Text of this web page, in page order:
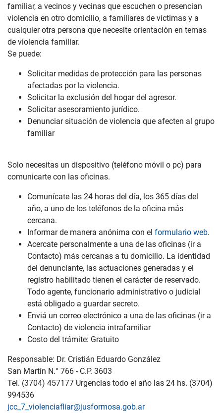
familiar, a vecinos y vecinas que escuchen o presencian
violencia en otro domicilio, a familiares de víctimas y a
cualquier otra persona que necesite orientación en temas
de violencia familiar.
Se puede:
Solicitar medidas de protección para las personas
afectadas por la violencia.
Solicitar la exclusión del hogar del agresor.
Solicitar asesoramiento jurídico.
Denunciar situación de violencia que afecten al grupo
familiar
Solo necesitas un dispositivo (teléfono móvil o pc) para
comunicarte con las oficinas.
Comunícate las 24 horas del día, los 365 días del
año, a uno de los teléfonos de la oficina más
cercana.
Informar de manera anónima con el formulario web.
Acercate personalmente a una de las oficinas (ir a
Contacto) más cercanas a tu domicilio. La identidad
del denunciante, las actuaciones generadas y el
registro habilitado tienen el carácter de reservado.
Todo agente, funcionario administrativo o judicial
está obligado a guardar secreto.
Enviá un correo electrónico a una de las oficinas (ir a
Contacto) de violencia intrafamiliar
Costo del trámite: Gratuito
Responsable: Dr. Cristián Eduardo González
San Martín N.° 766 - C.P. 3603
Tel. (3704) 457177 Urgencias todo el año las 24 hs. (3704)
994536
jcc_7_violenciafliar@jusformosa.gob.ar